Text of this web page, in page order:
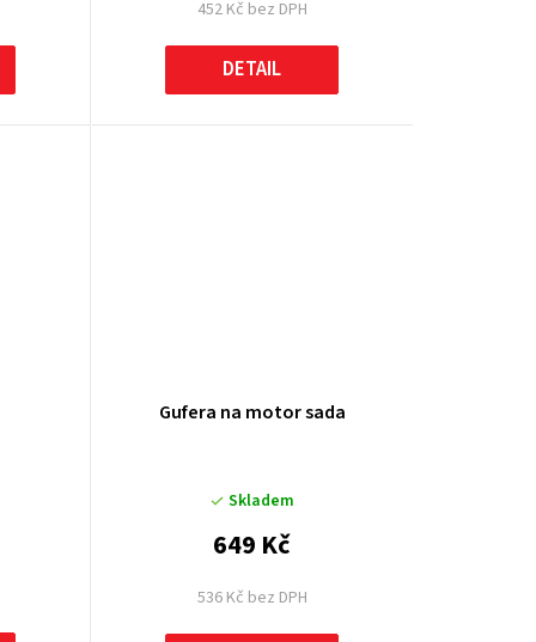
452 Kč bez DPH
DETAIL
Gufera na motor sada
Skladem
536 Kč bez DPH
649 Kč